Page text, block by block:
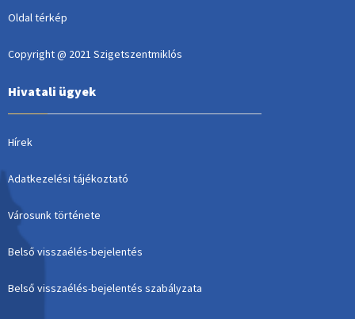
Oldal térkép
Copyright @ 2021 Szigetszentmiklós
Hivatali ügyek
Hírek
Adatkezelési tájékoztató
Városunk története
Belső visszaélés-bejelentés
Belső visszaélés-bejelentés szabályzata